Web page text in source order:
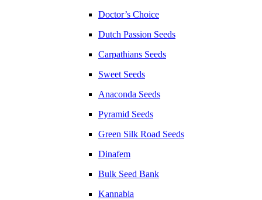
Doctor’s Choice
Dutch Passion Seeds
Carpathians Seeds
Sweet Seeds
Anaconda Seeds
Pyramid Seeds
Green Silk Road Seeds
Dinafem
Bulk Seed Bank
Kannabia